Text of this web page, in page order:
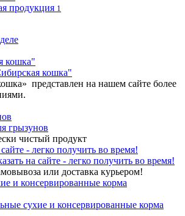
продукция 1
кошка"
представлен на нашем сайте более
грызунов
чистый продукт
на сайте - легко получить во время!
или доставка курьером!
сухие и консервированные корма